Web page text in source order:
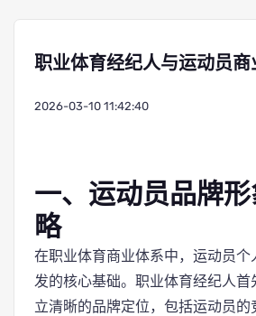
职业体育经纪人与运动员
2026-03-10 11:42:40
一、运动员品牌
略
在职业体育商业体系中，运动员
发的核心基础。职业体育经纪人
立清晰的品牌定位，包括运动员